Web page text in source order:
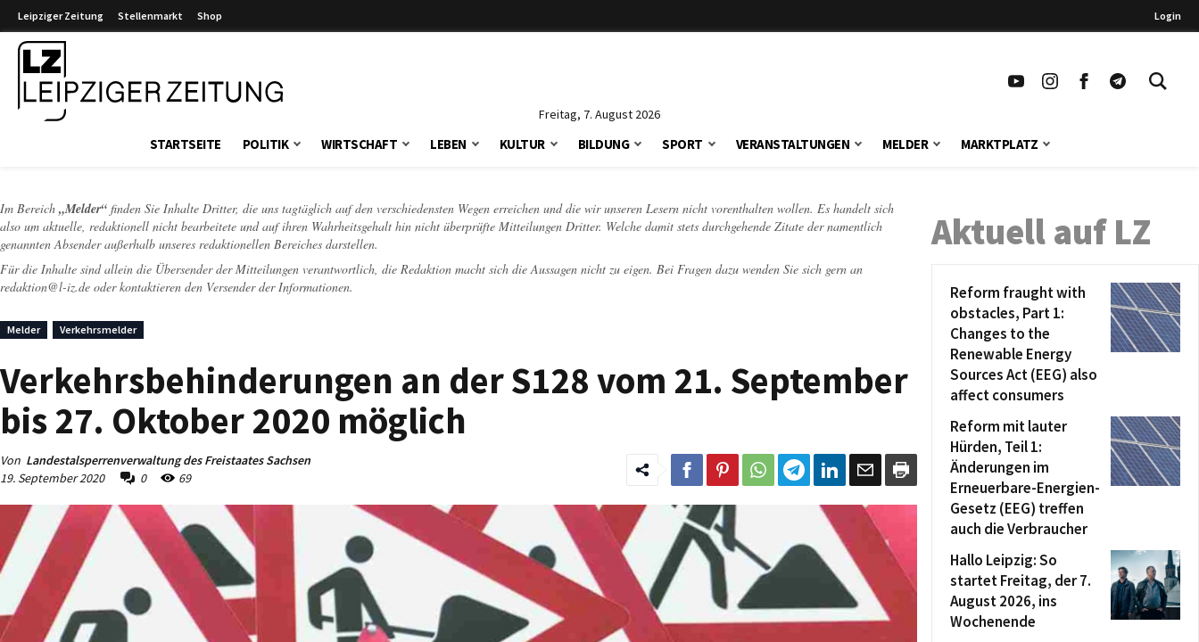
Leipziger Zeitung Stellenmarkt Shop Login
Freitag, 7. August 2026
STARTSEITE POLITIK WIRTSCHAFT LEBEN KULTUR BILDUNG SPORT VERANSTALTUNGEN MELDER MARKTPLATZ
Im Bereich „Melder“ finden Sie Inhalte Dritter, die uns tagtäglich auf den verschiedensten Wegen erreichen und die wir unseren Lesern nicht vorenthalten wollen. Es handelt sich
also um aktuelle, redaktionell nicht bearbeitete und auf ihren Wahrheitsgehalt hin nicht überprüfte Mitteilungen Dritter. Welche damit stets durchgehende Zitate der namentlich
genannten Absender außerhalb unseres redaktionellen Bereiches darstellen.
Für die Inhalte sind allein die Übersender der Mitteilungen verantwortlich, die Redaktion macht sich die Aussagen nicht zu eigen. Bei Fragen dazu wenden Sie sich gern an
redaktion@l-iz.de oder kontaktieren den Versender der Informationen.
Melder Verkehrsmelder
Verkehrsbehinderungen an der S128 vom 21. September
bis 27. Oktober 2020 möglich
Von Landestalsperrenverwaltung des Freistaates Sachsen
19. September 2020
0 69
Aktuell auf LZ
Reform fraught with
obstacles, Part 1:
Changes to the
Renewable Energy
Sources Act (EEG) also
affect consumers
Reform mit lauter
Hürden, Teil 1:
Änderungen im
Erneuerbare-Energien-
Gesetz (EEG) treffen
auch die Verbraucher
Hallo Leipzig: So
startet Freitag, der 7.
August 2026, ins
Wochenende